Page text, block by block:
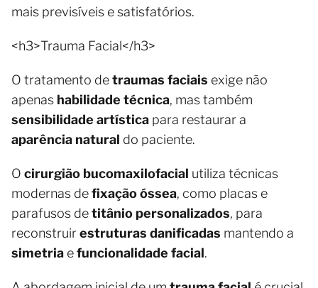
mais previsíveis e satisfatórios.
<h3>Trauma Facial</h3>
O tratamento detraumas faciais exige não
apenas habilidade técnica, mas também
sensibilidade artística para restaurar a
aparência natural do paciente.
O cirurgião bucomaxilofacial utiliza técnicas
modernas defixação óssea, como placas e
parafusos detitânio personalizados, para
reconstruirestruturas danificadas mantendo a
simetria efuncionalidade facial.